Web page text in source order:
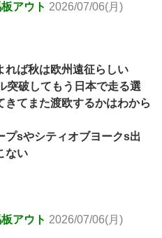
アウト 2026/07/06(月)
れば秋は欧州遠征らしい
突破してもう日本で走る選
てまた渡欧するかはわから
プsやシティオブヨークs出
ない
アウト 2026/07/06(月)